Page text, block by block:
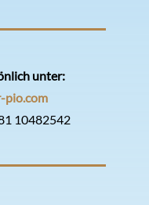
unter:
pio.com
10482542